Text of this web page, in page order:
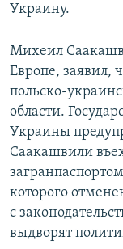
Украину.
Михеил
Европе, заявил,
польско-
области.
Украины
Саакашвили
которого
с
выдворят